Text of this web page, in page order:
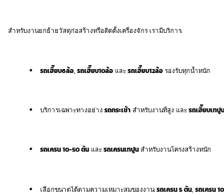
สำหรับงานยกย้ายวัสดุก่อสร้างหรือติดตั้งเครื่องจักร เรามีบริการ:
รถเฮี๊ยบ6ล้อ,รถเฮี๊ยบ10ล้อและรถเฮี๊ยบ12ล้อรองรับทุกน้ำหนัก
บริการเฉพาะทางอย่างรถกระเช้าสำหรับงานที่สูง และรถเฮี๊ยบเทปูน
รถเครน 10-50 ตันและรถเครนเทปูนสำหรับงานโครงสร้างหนัก
เลือกขนาดได้ตามความเหมาะสมของงาน:รถเครน 5 ตัน,รถเครน